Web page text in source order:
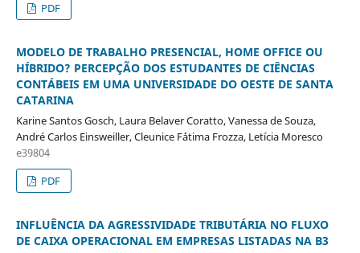
PDF
MODELO DE TRABALHO PRESENCIAL, HOME OFFICE OU
HÍBRIDO? PERCEPÇÃO DOS ESTUDANTES DE CIÊNCIAS
CONTÁBEIS EM UMA UNIVERSIDADE DO OESTE DE SANTA
CATARINA
Karine Santos Gosch, Laura Belaver Coratto, Vanessa de Souza,
André Carlos Einsweiller, Cleunice F´átima Frozza, Letícia Moresco
e39804
PDF
INFLUÊNCIA DA AGRESSIVIDADE TRIBUTÁRIA NO FLUXO
DE CAIXA OPERACIONAL EM EMPRESAS LISTADAS NA B3